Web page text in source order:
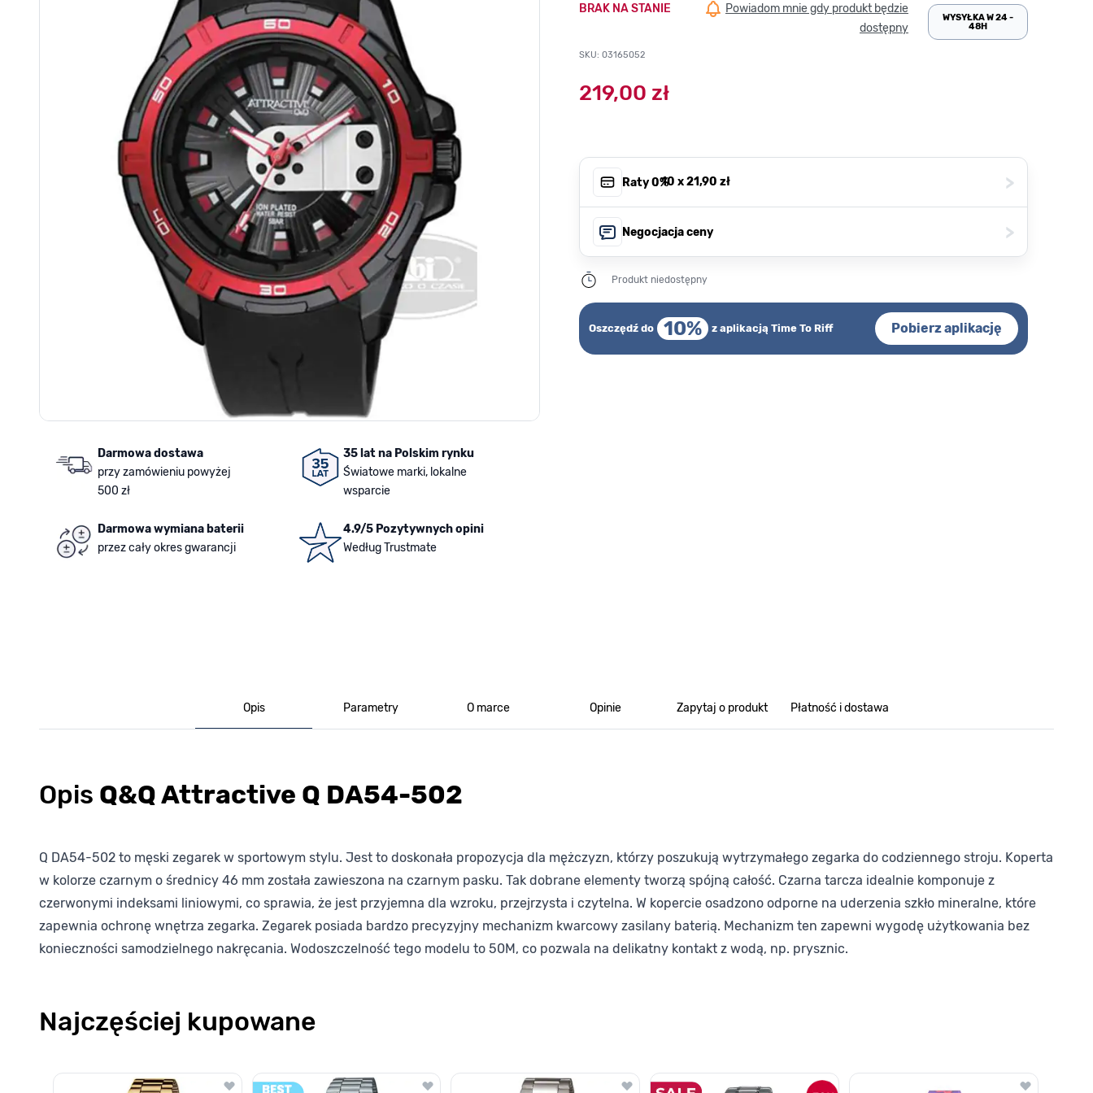
Darmowa dostawa
przy zamówieniu powyżej
500 zł
35 lat na Polskim rynku
Światowe marki, lokalne
wsparcie
Darmowa wymiana baterii
przez cały okres gwarancji
4.9/5 Pozytywnych opini
Według Trustmate
BRAK NA STANIE
Powiadom mnie gdy produkt będzie
dostępny
SKU: 03165052
WYSYŁKA W 24 -
48H
219,00 zł
Raty 0%, 10 x21,90 zł >
Negocjacja ceny >
Produkt niedostępny
Oszczędź do 10% z aplikacją Time To Riff Pobierz aplikację
Opis Parametry O marce Opinie Zapytaj o produkt Płatność i dostawa
Opis Q&Q Attractive Q DA54-502
Q DA54-502 to męski zegarek w sportowym stylu. Jest to doskonała propozycja dla mężczyzn, którzy poszukują wytrzymałego zegarka do codziennego stroju. Koperta
w kolorze czarnym o średnicy 46 mm została zawieszona na czarnym pasku. Tak dobrane elementy tworzą spójną całość. Czarna tarcza idealnie komponuje z
czerwonymi indeksami liniowymi, co sprawia, że jest przyjemna dla wzroku, przejrzysta i czytelna. W kopercie osadzono odporne na uderzenia szkło mineralne, które
zapewnia ochronę wnętrza zegarka. Zegarek posiada bardzo precyzyjny mechanizm kwarcowy zasilany baterią. Mechanizm ten zapewni wygodę użytkowania bez
konieczności samodzielnego nakręcania. Wodoszczelność tego modelu to 50M, co pozwala na delikatny kontakt z wodą, np. prysznic.
Najczęściej kupowane
Poruszanie się po elementach karuzeli jest możliwe za pomocą klawisza tabulacji. Możesz pominąć karuzelę lub przejść bezpośrednio do nawigacji karuzeli za pomocą linka pomijającego.
Naciśnij, aby pominąć karuzelę
Naciśnij, aby przejść do nawigacji karuzeli